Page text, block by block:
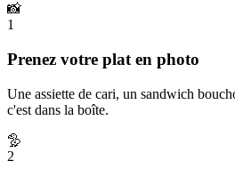
📸
1
Prenez votre plat en photo
Une assiette de cari, un sandwich
c'est dans la boîte.
🦤
2